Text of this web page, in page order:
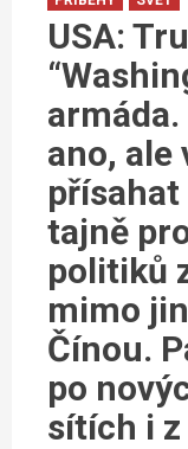
USA:
ano, ale
tajně
politiků
mimo
Čínou.
po
sítích i